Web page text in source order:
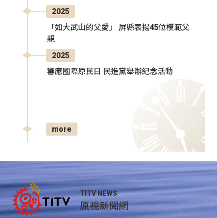
2025
「如大武山的父愛」 屏縣表揚45位模範父
親
2025
響應國際原民日 民進黨舉辦紀念活動
more
TITV NEWS
原視新聞網